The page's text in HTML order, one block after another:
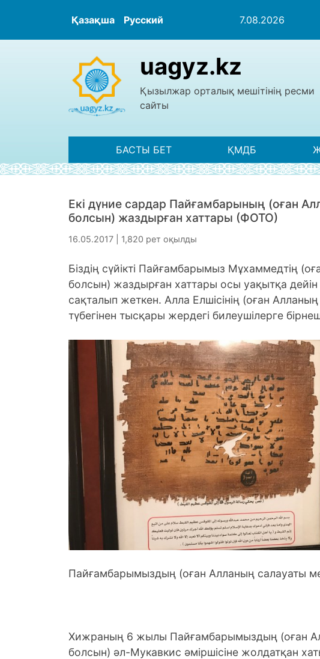
Қазақша Русский 7.08.2026
uagyz.kz
Қызылжар орталық мешітінің ресми
сайты
БАСТЫ БЕТ ҚМДБ
Екі дүние сардар Пайғамбарының (оған
болсын) жаздырған хаттары (ФОТО)
16.05.2017 | 1,820 рет оқылды
Біздің сүйікті Пайғамбарымыз Мұхаммедтің
болсын) жаздырған хаттары осы уақытқа дейін
сақталып жеткен. Алла Елшісінің (оған
түбегінен тысқары жердегі билеушілерге
Пайғамбарымыздың (оған Алланың салауаты
Хижраның 6 жылы Пайғамбарымыздың (оған
болсын) әл-Мукавкис әміршісіне жолдатқан